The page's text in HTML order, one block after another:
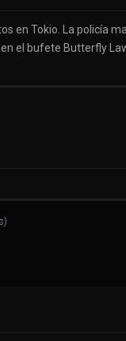
en Tokio. La policía
el bufete Butterfly